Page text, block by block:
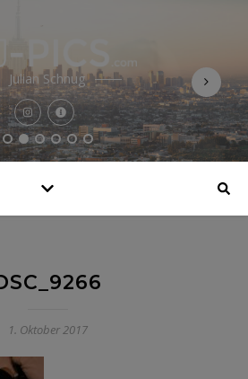
Julian Schnug
1. Oktober 2017